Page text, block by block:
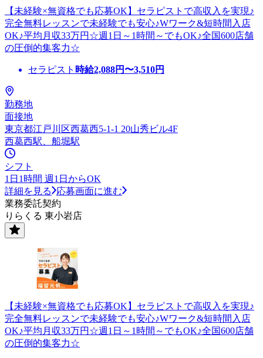
【未経験×無資格でも応募OK】セラピストで高収入を実現♪
完全無料レッスンで未経験でも安心♪Wワーク&短時間入店
OK♪平均月収33万円☆週1日～1時間～でもOK♪全国600店舗
の圧倒的集客力☆
セラピスト 時給2,088円〜3,510円
勤務地
面接地
東京都江戸川区西葛西5-1-1 20山秀ビル4F
西葛西駅、船堀駅
シフト
1日1時間 週1日からOK
詳細を見る
応募画面に進む
業務委託契約
りらくる 東小岩店
【未経験×無資格でも応募OK】セラピストで高収入を実現♪
完全無料レッスンで未経験でも安心♪Wワーク&短時間入店
OK♪平均月収33万円☆週1日～1時間～でもOK♪全国600店舗
の圧倒的集客力☆